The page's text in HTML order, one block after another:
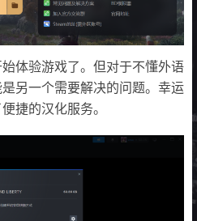
体验游戏了。但对于不懂外语
另一个需要解决的问题。幸运
捷的汉化服务。